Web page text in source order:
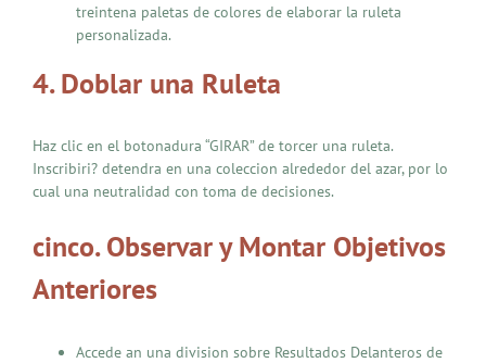
treintena paletas de colores de elaborar la ruleta
personalizada.
4. Doblar una Ruleta
Haz clic en el botonadura “GIRAR” de torcer una ruleta.
Inscribiri? detendra en una coleccion alrededor del azar, por lo
cual una neutralidad con toma de decisiones.
cinco. Observar y Montar Objetivos
Anteriores
Accede an una division sobre Resultados Delanteros de